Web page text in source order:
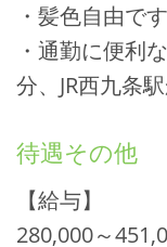
・髪色自由です
・通勤に便利
分、JR西九条
待遇その他
【給与】
280,000～